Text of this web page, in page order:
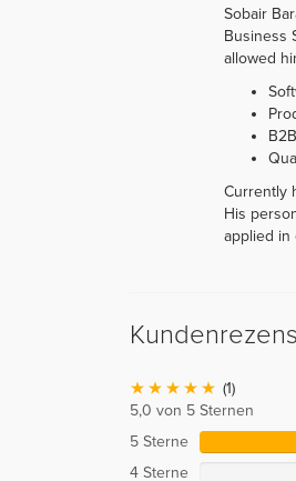
Sobair
Business
allowed
Currently
His
applied in
(1)
5,0 von 5 Sternen
5 Sterne
4 Sterne